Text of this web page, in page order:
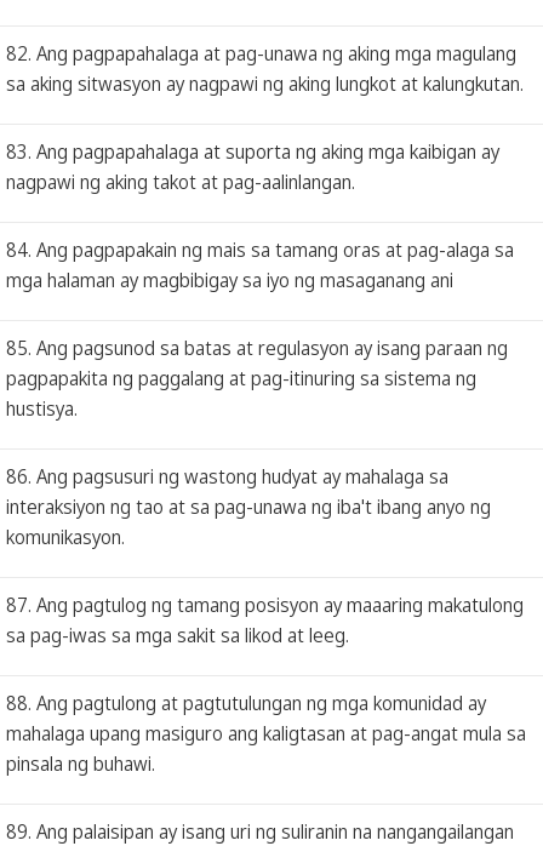
82. Ang pagpapahalaga at pag-unawa ng aking mga magulang
sa aking sitwasyon ay nagpawi ng aking lungkot at kalungkutan.
83. Ang pagpapahalaga at suporta ng aking mga kaibigan ay
nagpawi ng aking takot at pag-aalinlangan.
84. Ang pagpapakain ng mais sa tamang oras at pag-alaga sa
mga halaman ay magbibigay sa iyo ng masaganang ani
85. Ang pagsunod sa batas at regulasyon ay isang paraan ng
pagpapakita ng paggalang at pag-itinuring sa sistema ng
hustisya.
86. Ang pagsusuri ng wastong hudyat ay mahalaga sa
interaksiyon ng tao at sa pag-unawa ng iba't ibang anyo ng
komunikasyon.
87. Ang pagtulog ng tamang posisyon ay maaaring makatulong
sa pag-iwas sa mga sakit sa likod at leeg.
88. Ang pagtulong at pagtutulungan ng mga komunidad ay
mahalaga upang masiguro ang kaligtasan at pag-angat mula sa
pinsala ng buhawi.
89. Ang palaisipan ay isang uri ng suliranin na nangangailangan